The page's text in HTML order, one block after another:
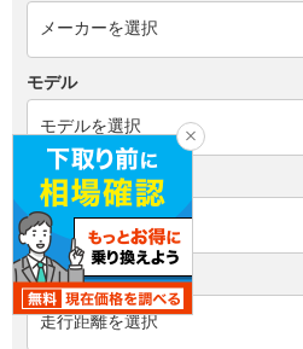
モデル
年式
走行距離